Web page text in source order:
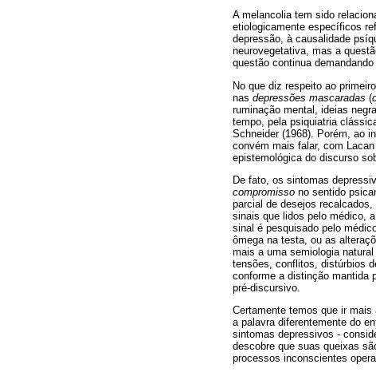
A melancolia tem sido
etiologicamente específicos
depressão, à causalidade
neurovegetativa, mas a
questão continua
No que diz respeito ao
nas depressões mascaradas (
ruminação mental, ideias
tempo, pela psiquiatria
Schneider (1968). Porém, ao
convém mais falar, com
epistemológica do discurso
De fato, os sintomas
compromisso no sentido
parcial de desejos
sinais que lidos pelo médico,
sinal é pesquisado pelo
ômega na testa, ou as
mais a uma semiologia
tensões, conflitos, distúrbios
conforme a distinção mantida
pré-discursivo.
Certamente temos que ir
a palavra diferentemente do
sintomas depressivos -
descobre que suas queixas
processos inconscientes